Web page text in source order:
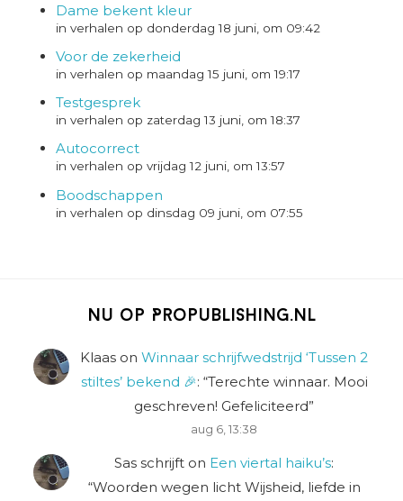
Dame bekent kleur
in verhalen op donderdag 18 juni, om 09:42
Voor de zekerheid
in verhalen op maandag 15 juni, om 19:17
Testgesprek
in verhalen op zaterdag 13 juni, om 18:37
Autocorrect
in verhalen op vrijdag 12 juni, om 13:57
Boodschappen
in verhalen op dinsdag 09 juni, om 07:55
Nu op Propublishing.nl
Klaas on Winnaar schrijfwedstrijd ‘Tussen 2
stiltes’ bekend 🎉: “Terechte winnaar. Mooi
geschreven! Gefeliciteerd”
aug 6, 13:38
Sas schrijft on Een viertal haiku’s:
“Woorden wegen licht Wijsheid, liefde in